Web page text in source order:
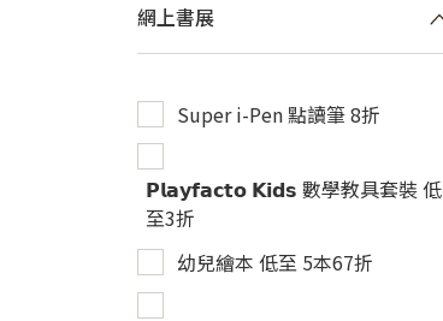
網上書展
Super i-Pen 點讀筆 8折
𝗣𝗹𝗮𝘆𝗳𝗮𝗰𝘁𝗼 𝗞𝗶𝗱𝘀 數學教具套裝 低
至3折
幼兒繪本 低至 5本67折